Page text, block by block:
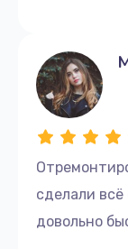
сделали
довольно